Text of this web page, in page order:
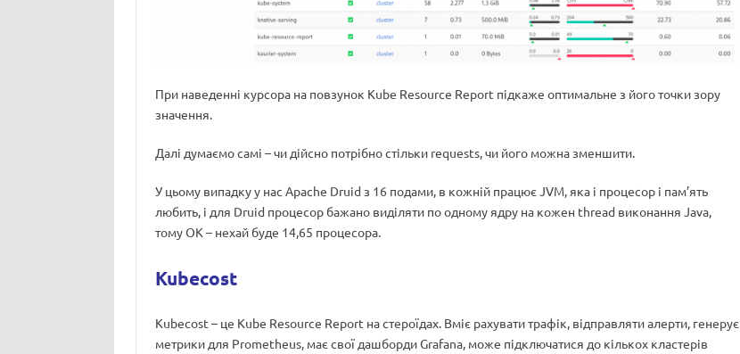
При наведенні курсора на повзунок Kube Resource Report підкаже оптимальне з його точки зору
значення.
Далі думаємо самі – чи дійсно потрібно стільки requests, чи його можна зменшити.
У цьому випадку у нас Apache Druid з 16 подами, в кожній працює JVM, яка і процесор і пам’ять
любить, і для Druid процесор бажано виділяти по одному ядру на кожен thread виконання Java,
тому ОК – нехай буде 14,65 процесора.
Kubecost
Kubecost – це Kube Resource Report на стероїдах. Вміє рахувати трафік, відправляти алерти, генерує
метрики для Prometheus, має свої дашборди Grafana, може підключатися до кількох кластерів